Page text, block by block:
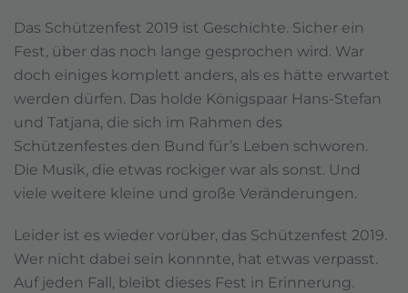
Das Schützenfest 2019 ist Geschichte. Sicher ein
Fest, über das noch lange gesprochen wird. War
doch einiges komplett anders, als es hätte erwartet
werden dürfen. Das holde Königspaar Hans-Stefan
und Tatjana, die sich im Rahmen des
Schützenfestes den Bund für’s Leben schworen.
Die Musik, die etwas rockiger war als sonst. Und
viele weitere kleine und große Veränderungen.
Leider ist es wieder vorüber, das Schützenfest 2019.
Wer nicht dabei sein konnnte, hat etwas verpasst.
Auf jeden Fall, bleibt dieses Fest in Erinnerung.